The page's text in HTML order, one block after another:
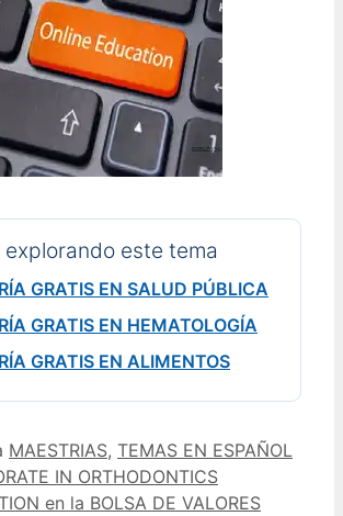
explorando este tema
GRATIS EN SALUD PÚBLICA
GRATIS EN HEMATOLOGÍA
GRATIS EN ALIMENTOS
Etiquetas
MAESTRIAS, TEMAS EN ESPAÑOL
IN ORTHODONTICS
en la BOLSA DE VALORES